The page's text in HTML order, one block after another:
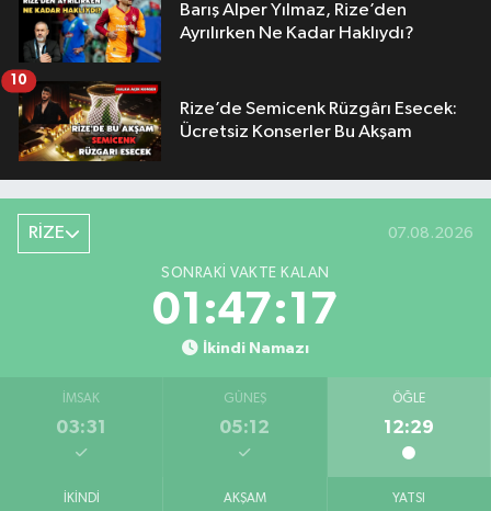
Barış Alper Yılmaz, Rize’den
Ayrılırken Ne Kadar Haklıydı?
Rize’de Semicenk Rüzgârı Esecek:
Ücretsiz Konserler Bu Akşam
10
RİZE 07.08.2026
SONRAKI VAKTE KALAN
01:47:16
İkindi Namazı
İMSAK
03:31
GÜNEŞ
05:12
ÖĞLE
12:29
İKINDI AKŞAM YATSI